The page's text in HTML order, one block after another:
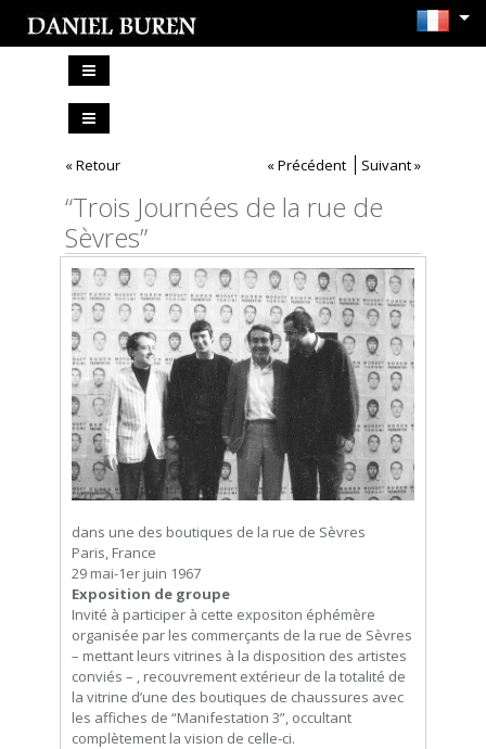
« Retour « Précédent Suivant »
“Trois Journées de la rue de
Sèvres”
dans une des boutiques de la rue de Sèvres
Paris, France
29 mai-1er juin 1967
Exposition de groupe
Invité à participer à cette expositon éphémère
organisée par les commerçants de la rue de Sèvres
– mettant leurs vitrines à la disposition des artistes
conviés – , recouvrement extérieur de la totalité de
la vitrine d’une des boutiques de chaussures avec
les affiches de “Manifestation 3”, occultant
complètement la vision de celle-ci.